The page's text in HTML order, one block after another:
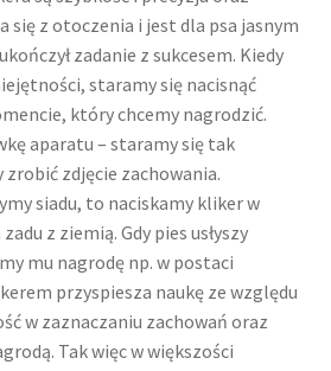
się z otoczenia i jest dla psa jasnym
zadanie z sukcesem. Kiedy
staramy się nacisnąć
który chcemy nagrodzić.
aparatu – staramy się tak
zrobić zdjęcie zachowania.
siadu, to naciskamy kliker w
z ziemią. Gdy pies usłyszy
mu nagrodę np. w postaci
przyspiesza naukę ze względu
w zaznaczaniu zachowań oraz
Tak więc w większości